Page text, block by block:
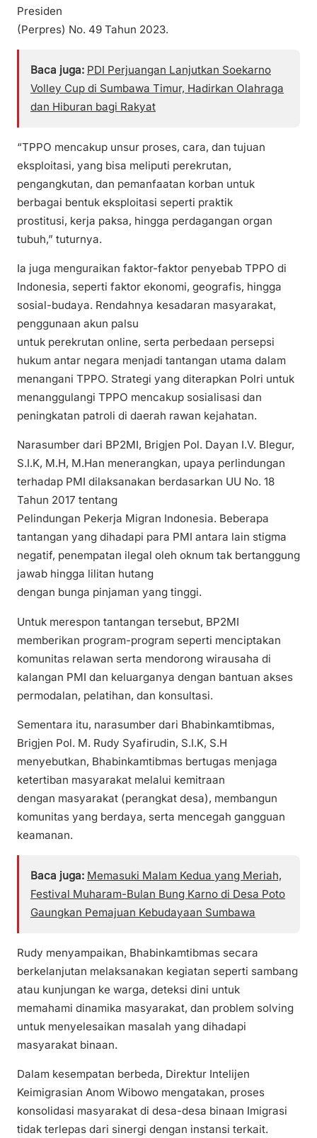
Presiden
(Perpres) No. 49 Tahun 2023.
Baca juga: PDI Perjuangan Lanjutkan Soekarno
Volley Cup di Sumbawa Timur, Hadirkan Olahraga
dan Hiburan bagi Rakyat
“TPPO mencakup unsur proses, cara, dan tujuan
eksploitasi, yang bisa meliputi perekrutan,
pengangkutan, dan pemanfaatan korban untuk
berbagai bentuk eksploitasi seperti praktik
prostitusi, kerja paksa, hingga perdagangan organ
tubuh,” tuturnya.
Ia juga menguraikan faktor-faktor penyebab TPPO di
Indonesia, seperti faktor ekonomi, geografis, hingga
sosial-budaya. Rendahnya kesadaran masyarakat,
penggunaan akun palsu
untuk perekrutan online, serta perbedaan persepsi
hukum antar negara menjadi tantangan utama dalam
menangani TPPO. Strategi yang diterapkan Polri untuk
menanggulangi TPPO mencakup sosialisasi dan
peningkatan patroli di daerah rawan kejahatan.
Narasumber dari BP2MI, Brigjen Pol. Dayan I.V. Blegur,
S.I.K, M.H, M.Han menerangkan, upaya perlindungan
terhadap PMI dilaksanakan berdasarkan UU No. 18
Tahun 2017 tentang
Pelindungan Pekerja Migran Indonesia. Beberapa
tantangan yang dihadapi para PMI antara lain stigma
negatif, penempatan ilegal oleh oknum tak bertanggung
jawab hingga lilitan hutang
dengan bunga pinjaman yang tinggi.
Untuk merespon tantangan tersebut, BP2MI
memberikan program-program seperti menciptakan
komunitas relawan serta mendorong wirausaha di
kalangan PMI dan keluarganya dengan bantuan akses
permodalan, pelatihan, dan konsultasi.
Sementara itu, narasumber dari Bhabinkamtibmas,
Brigjen Pol. M. Rudy Syafirudin, S.I.K, S.H
menyebutkan, Bhabinkamtibmas bertugas menjaga
ketertiban masyarakat melalui kemitraan
dengan masyarakat (perangkat desa), membangun
komunitas yang berdaya, serta mencegah gangguan
keamanan.
Baca juga: Memasuki Malam Kedua yang Meriah,
Festival Muharam-Bulan Bung Karno di Desa Poto
Gaungkan Pemajuan Kebudayaan Sumbawa
Rudy menyampaikan, Bhabinkamtibmas secara
berkelanjutan melaksanakan kegiatan seperti sambang
atau kunjungan ke warga, deteksi dini untuk
memahami dinamika masyarakat, dan problem solving
untuk menyelesaikan masalah yang dihadapi
masyarakat binaan.
Dalam kesempatan berbeda, Direktur Intelijen
Keimigrasian Anom Wibowo mengatakan, proses
konsolidasi masyarakat di desa-desa binaan Imigrasi
tidak terlepas dari sinergi dengan instansi terkait.